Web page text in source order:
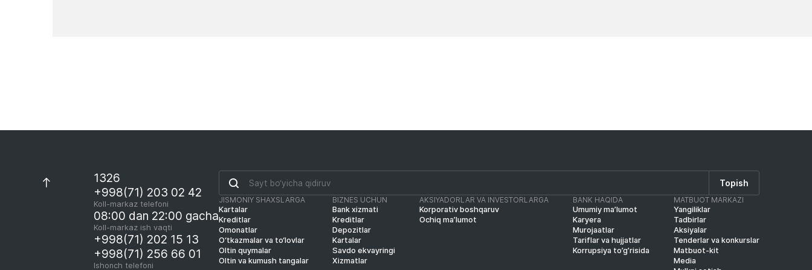
1326
+998(71) 203 02 42
Koll-markaz telefoni
08:00 dan 22:00 gacha
Koll-markaz ish vaqti
+998(71) 202 15 13
+998(71) 256 66 01
Ishonch telefoni
Topish
JISMONIY SHAXSLARGA
Kartalar
Kreditlar
Omonatlar
O‘tkazmalar va to‘lovlar
Oltin quymalar
Oltin va kumush tangalar
BIZNES UCHUN
Bank xizmati
Kreditlar
Depozitlar
Kartalar
Savdo ekvayringi
Xizmatlar
AKSIYADORLAR VA INVESTORLARGA
Korporativ boshqaruv
Ochiq ma’lumot
BANK HAQIDA
Umumiy ma’lumot
Karyera
Murojaatlar
Tariflar va hujjatlar
Korrupsiya to’g’risida
MATBUOT MARKAZI
Yangiliklar
Tadbirlar
Aksiyalar
Tenderlar va konkurslar
Matbuot-kit
Media